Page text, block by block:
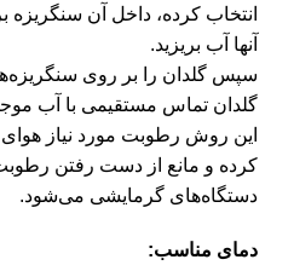
انتخاب کرده، داخل آن سنگریزه
آنها آب بریزید.
سپس گلدان را بر روی
گلدان تماس مستقیمی با آب
این روش رطوبت مورد نیاز
کرده و مانع از دست رفتن
دستگاه‌های گرمایشی می‌شود.
دمای مناسب: